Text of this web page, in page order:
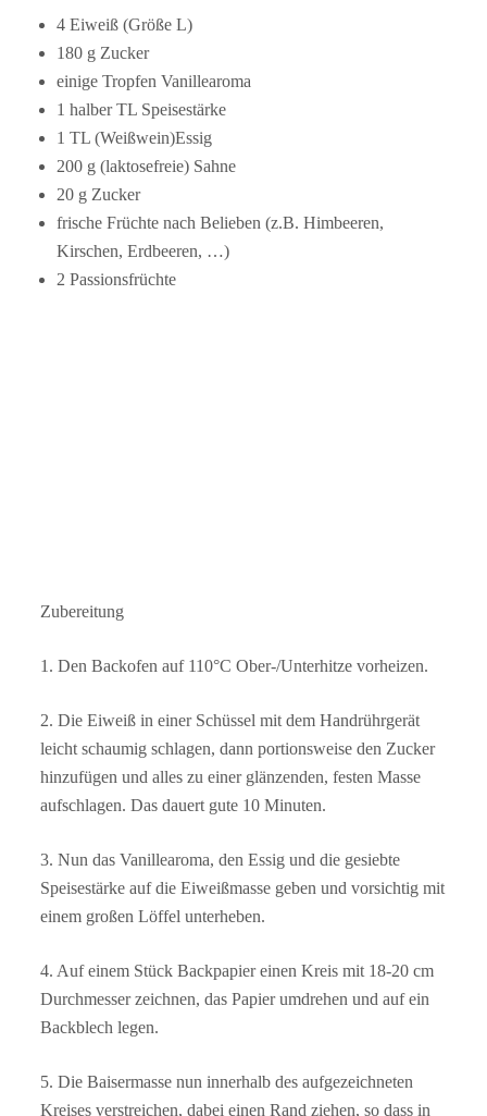
4 Eiweiß (Größe L)
180 g Zucker
einige Tropfen Vanillearoma
1 halber TL Speisestärke
1 TL (Weißwein)Essig
200 g (laktosefreie) Sahne
20 g Zucker
frische Früchte nach Belieben (z.B. Himbeeren,
Kirschen, Erdbeeren, …)
2 Passionsfrüchte
Zubereitung
1. Den Backofen auf 110°C Ober-/Unterhitze vorheizen.
2. Die Eiweiß in einer Schüssel mit dem Handrührgerät
leicht schaumig schlagen, dann portionsweise den Zucker
hinzufügen und alles zu einer glänzenden, festen Masse
aufschlagen. Das dauert gute 10 Minuten.
3. Nun das Vanillearoma, den Essig und die gesiebte
Speisestärke auf die Eiweißmasse geben und vorsichtig mit
einem großen Löffel unterheben.
4. Auf einem Stück Backpapier einen Kreis mit 18-20 cm
Durchmesser zeichnen, das Papier umdrehen und auf ein
Backblech legen.
5. Die Baisermasse nun innerhalb des aufgezeichneten
Kreises verstreichen, dabei einen Rand ziehen, so dass in